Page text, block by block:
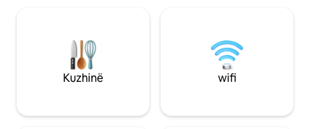
Kuzhinë wifi